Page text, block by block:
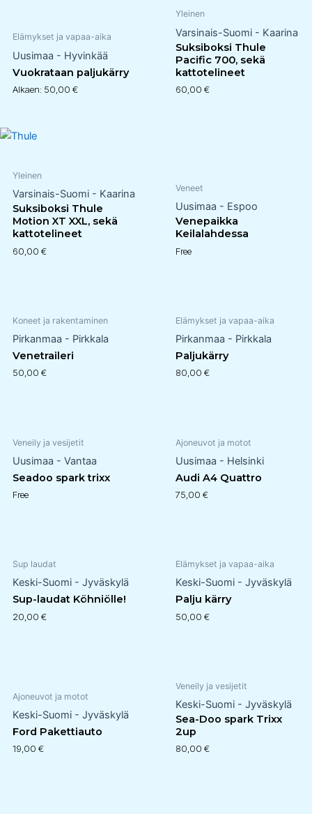
Elämykset ja vapaa-aika
Uusimaa - Hyvinkää
Vuokrataan paljukärry
Alkaen: 50,00 €
Yleinen
Varsinais-Suomi - Kaarina
Suksiboksi Thule
Pacific 700, sekä
kattotelineet
60,00 €
Yleinen
Varsinais-Suomi - Kaarina
Suksiboksi Thule
Motion XT XXL, sekä
kattotelineet
60,00 €
Veneet
Uusimaa - Espoo
Venepaikka
Keilalahdessa
Free
Koneet ja rakentaminen
Pirkanmaa - Pirkkala
Venetraileri
50,00 €
Elämykset ja vapaa-aika
Pirkanmaa - Pirkkala
Paljukärry
80,00 €
Veneily ja vesijetit
Uusimaa - Vantaa
Seadoo spark trixx
Free
Ajoneuvot ja motot
Uusimaa - Helsinki
Audi A4 Quattro
75,00 €
Sup laudat
Keski-Suomi - Jyväskylä
Sup-laudat Köhniölle!
20,00 €
Elämykset ja vapaa-aika
Keski-Suomi - Jyväskylä
Palju kärry
50,00 €
Ajoneuvot ja motot
Keski-Suomi - Jyväskylä
Ford Pakettiauto
19,00 €
Veneily ja vesijetit
Keski-Suomi - Jyväskylä
Sea-Doo spark Trixx
2up
80,00 €